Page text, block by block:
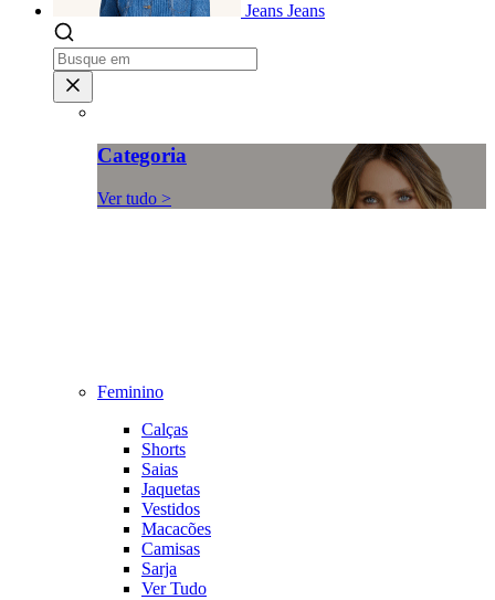
Jeans Jeans
Categoria
Ver tudo >
Feminino
Calças
Shorts
Saias
Jaquetas
Vestidos
Macacões
Camisas
Sarja
Ver Tudo